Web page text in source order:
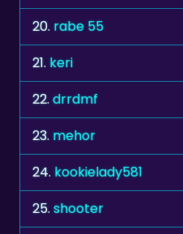
20. rabe 55
21. keri
22.drrdmf
23. mehor
24. kookielady581
25.shooter